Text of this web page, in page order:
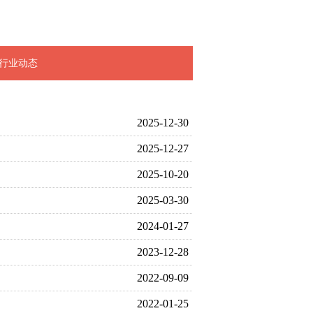
2025-12-30
2025-12-27
2025-10-20
2025-03-30
2024-01-27
2023-12-28
2022-09-09
2022-01-25
业动态